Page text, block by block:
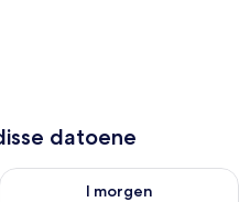
datoene
6 - aug. 7
I morgen
Sjekk tilgjengelighet for i